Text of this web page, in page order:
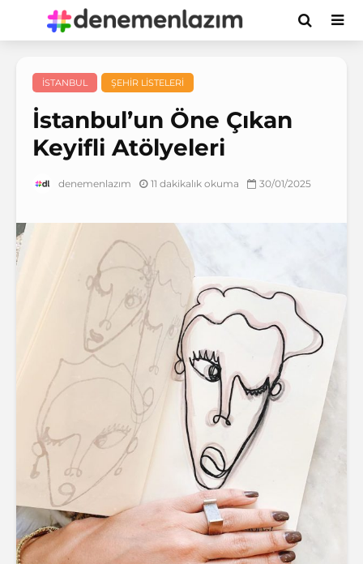
İSTANBUL ŞEHIR LISTELERI
İstanbul’un Öne Çıkan
Keyifli Atölyeleri
denemenlazım 11 dakikalık okuma 30/01/2025